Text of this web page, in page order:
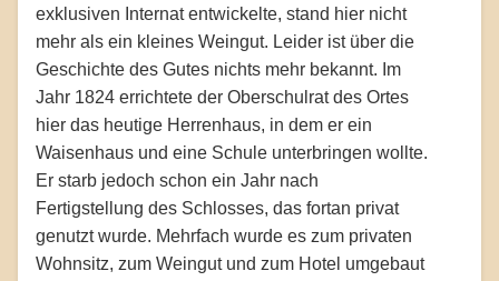
exklusiven Internat entwickelte, stand hier nicht
mehr als ein kleines Weingut. Leider ist über die
Geschichte des Gutes nichts mehr bekannt. Im
Jahr 1824 errichtete der Oberschulrat des Ortes
hier das heutige Herrenhaus, in dem er ein
Waisenhaus und eine Schule unterbringen wollte.
Er starb jedoch schon ein Jahr nach
Fertigstellung des Schlosses, das fortan privat
genutzt wurde. Mehrfach wurde es zum privaten
Wohnsitz, zum Weingut und zum Hotel umgebaut